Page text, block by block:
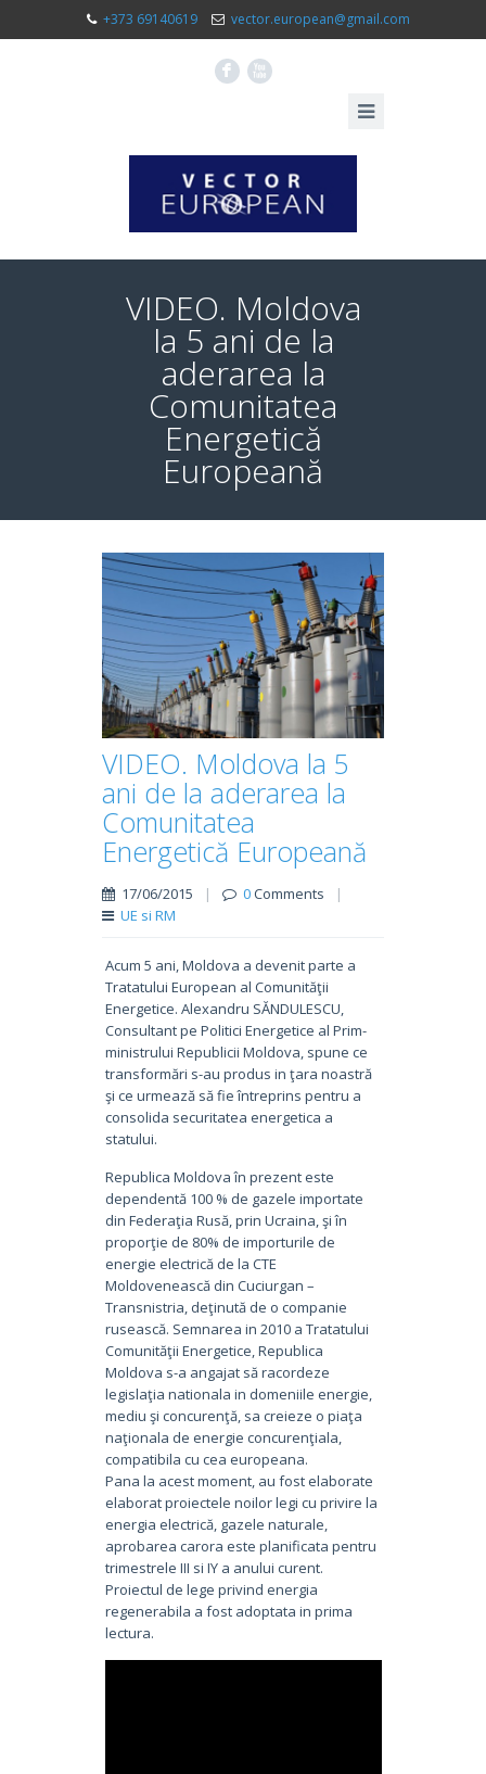
+373 69140619 vector.european@gmail.com
F X
VIDEO. Moldova
la 5 ani de la
aderarea la
Comunitatea
Energetică
Europeană
VIDEO. Moldova la 5
ani de la aderarea la
Comunitatea
Energetică Europeană
17/06/2015 | 0Comments
|
UE si RM
Acum 5 ani, Moldova a devenit parte a
Tratatului European al Comunităţii
Energetice. Alexandru SĂNDULESCU,
Consultant pe Politici Energetice al Prim-
ministrului Republicii Moldova, spune ce
transformări s-au produs in ţara noastră
şi ce urmează să fie întreprins pentru a
consolida securitatea energetica a
statului.
Republica Moldova în prezent este
dependentă 100 % de gazele importate
din Federaţia Rusă, prin Ucraina, şi în
proporţie de 80% de importurile de
energie electrică de la CTE
Moldovenească din Cuciurgan –
Transnistria, deţinută de o companie
rusească. Semnarea in 2010 a Tratatului
Comunităţii Energetice, Republica
Moldova s-a angajat să racordeze
legislaţia nationala in domeniile energie,
mediu şi concurenţă, sa creieze o piaţa
naţionala de energie concurenţiala,
compatibila cu cea europeana.
Pana la acest moment, au fost elaborate
elaborat proiectele noilor legi cu privire la
energia electrică, gazele naturale,
aprobarea carora este planificata pentru
trimestrele III si IY a anului curent.
Proiectul de lege privind energia
regenerabila a fost adoptata in prima
lectura.